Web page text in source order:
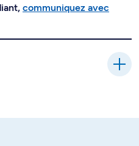
communiquez avec